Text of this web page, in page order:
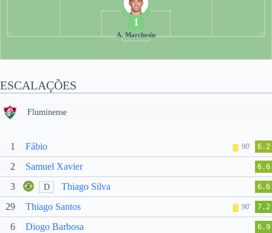
1
A. Marchesín
ESCALAÇÕES
Fluminense
1 Fábio 90' 6.2
2 Samuel Xavier 6.6
3 D Thiago Silva 6.6
29 Thiago Santos 90' 7.2
6 Diogo Barbosa 6.9